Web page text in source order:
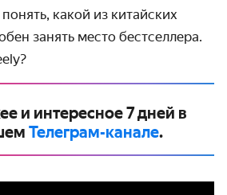
какой из китайских
занять место бестселлера.
и интересное 7 дней в
Телеграм-канале.